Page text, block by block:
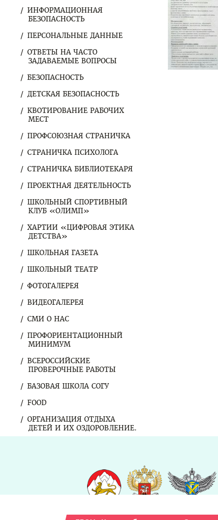
ИНФОРМАЦИОННАЯ
БЕЗОПАСНОСТЬ
ПЕРСОНАЛЬНЫЕ ДАННЫЕ
ОТВЕТЫ НА ЧАСТО
ЗАДАВАЕМЫЕ ВОПРОСЫ
БЕЗОПАСНОСТЬ
ДЕТСКАЯ БЕЗОПАСНОСТЬ
КВОТИРОВАНИЕ РАБОЧИХ
МЕСТ
ПРОФСОЮЗНАЯ СТРАНИЧКА
СТРАНИЧКА ПСИХОЛОГА
СТРАНИЧКА БИБЛИОТЕКАРЯ
ПРОЕКТНАЯ ДЕЯТЕЛЬНОСТЬ
ШКОЛЬНЫЙ СПОРТИВНЫЙ
КЛУБ «ОЛИМП»
ХАРТИИ «ЦИФРОВАЯ ЭТИКА
ДЕТСТВА»
ШКОЛЬНАЯ ГАЗЕТА
ШКОЛЬНЫЙ ТЕАТР
ФОТОГАЛЕРЕЯ
ВИДЕОГАЛЕРЕЯ
СМИ О НАС
ПРОФОРИЕНТАЦИОННЫЙ
МИНИМУМ
ВСЕРОССИЙСКИЕ
ПРОВЕРОЧНЫЕ РАБОТЫ
БАЗОВАЯ ШКОЛА СОГУ
FOOD
ОРГАНИЗАЦИЯ ОТДЫХА
ДЕТЕЙ И ИХ ОЗДОРОВЛЕНИЕ.